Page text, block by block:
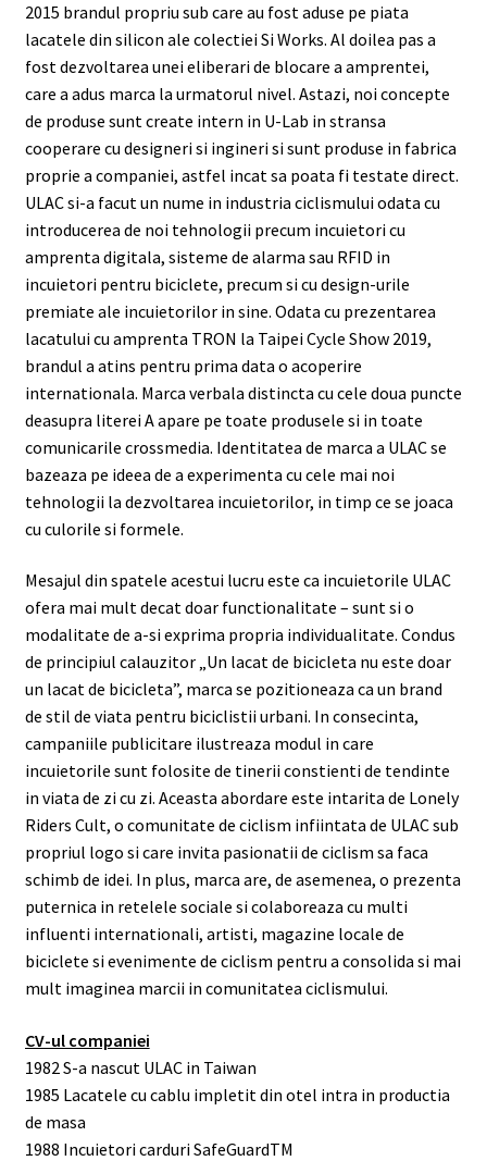
2015 brandul propriu sub care au fost aduse pe piata
lacatele din silicon ale colectiei Si Works. Al doilea pas a
fost dezvoltarea unei eliberari de blocare a amprentei,
care a adus marca la urmatorul nivel. Astazi, noi concepte
de produse sunt create intern in U-Lab in stransa
cooperare cu designeri si ingineri si sunt produse in fabrica
proprie a companiei, astfel incat sa poata fi testate direct.
ULAC si-a facut un nume in industria ciclismului odata cu
introducerea de noi tehnologii precum incuietori cu
amprenta digitala, sisteme de alarma sau RFID in
incuietori pentru biciclete, precum si cu design-urile
premiate ale incuietorilor in sine. Odata cu prezentarea
lacatului cu amprenta TRON la Taipei Cycle Show 2019,
brandul a atins pentru prima data o acoperire
internationala. Marca verbala distincta cu cele doua puncte
deasupra literei A apare pe toate produsele si in toate
comunicarile crossmedia. Identitatea de marca a ULAC se
bazeaza pe ideea de a experimenta cu cele mai noi
tehnologii la dezvoltarea incuietorilor, in timp ce se joaca
cu culorile si formele.
Mesajul din spatele acestui lucru este ca incuietorile ULAC
ofera mai mult decat doar functionalitate – sunt si o
modalitate de a-si exprima propria individualitate. Condus
de principiul calauzitor „Un lacat de bicicleta nu este doar
un lacat de bicicleta”, marca se pozitioneaza ca un brand
de stil de viata pentru biciclistii urbani. In consecinta,
campaniile publicitare ilustreaza modul in care
incuietorile sunt folosite de tinerii constienti de tendinte
in viata de zi cu zi. Aceasta abordare este intarita de Lonely
Riders Cult, o comunitate de ciclism infiintata de ULAC sub
propriul logo si care invita pasionatii de ciclism sa faca
schimb de idei. In plus, marca are, de asemenea, o prezenta
puternica in retelele sociale si colaboreaza cu multi
influenti internationali, artisti, magazine locale de
biciclete si evenimente de ciclism pentru a consolida si mai
mult imaginea marcii in comunitatea ciclismului.
CV-ul companiei
1982 S-a nascut ULAC in Taiwan
1985 Lacatele cu cablu impletit din otel intra in productia
de masa
1988 Incuietori carduri SafeGuardTM